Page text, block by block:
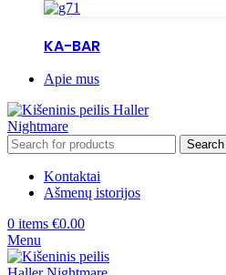
KA-BAR
Apie mus
Search
Kontaktai
Ašmenų istorijos
0 items €0.00
Menu